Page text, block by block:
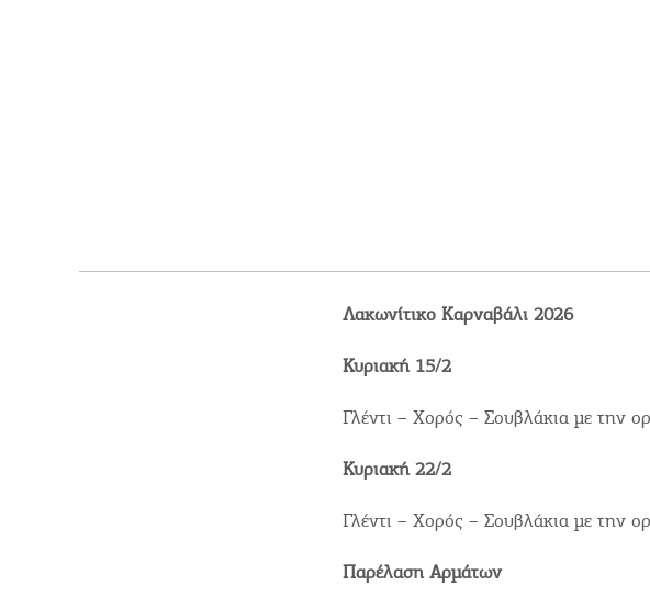
Όλοι οι Προορισμοί
Λακωνίτικο Καρναβάλι 2026
Κυριακή 15/2
Γλέντι – Χορός – Σουβλάκια με την
Κυριακή 22/2
Γλέντι – Χορός – Σουβλάκια με την
Παρέλαση Αρμάτων